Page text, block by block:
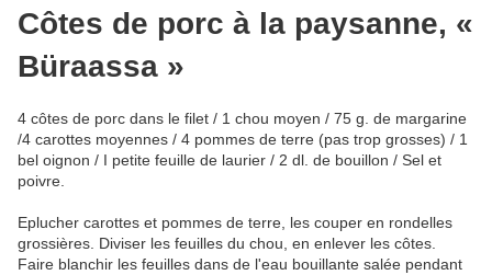
Côtes de porc à la paysanne, «
Büraassa »
4 côtes de porc dans le filet / 1 chou moyen / 75 g. de margarine
/4 carottes moyennes / 4 pommes de terre (pas trop grosses) / 1
bel oignon / I petite feuille de laurier / 2 dl. de bouillon / Sel et
poivre.
Eplucher carottes et pommes de terre, les couper en rondelles
grossières. Diviser les feuilles du chou, en enlever les côtes.
Faire blanchir les feuilles dans de l'eau bouillante salée pendant